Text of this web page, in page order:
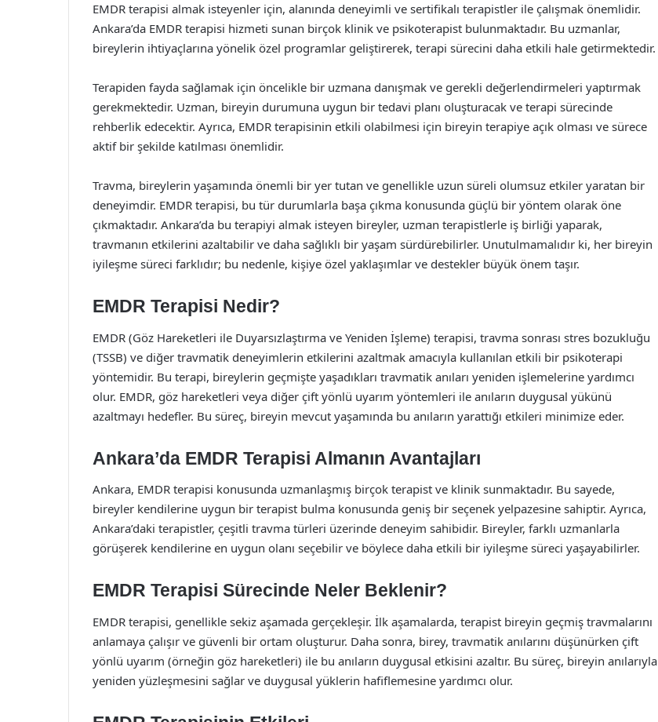
EMDR terapisi almak isteyenler için, alanında deneyimli ve sertifikalı terapistler ile çalışmak önemlidir.
Ankara’da EMDR terapisi hizmeti sunan birçok klinik ve psikoterapist bulunmaktadır. Bu uzmanlar,
bireylerin ihtiyaçlarına yönelik özel programlar geliştirerek, terapi sürecini daha etkili hale getirmektedir.
Terapiden fayda sağlamak için öncelikle bir uzmana danışmak ve gerekli değerlendirmeleri yaptırmak
gerekmektedir. Uzman, bireyin durumuna uygun bir tedavi planı oluşturacak ve terapi sürecinde
rehberlik edecektir. Ayrıca, EMDR terapisinin etkili olabilmesi için bireyin terapiye açık olması ve sürece
aktif bir şekilde katılması önemlidir.
Travma, bireylerin yaşamında önemli bir yer tutan ve genellikle uzun süreli olumsuz etkiler yaratan bir
deneyimdir. EMDR terapisi, bu tür durumlarla başa çıkma konusunda güçlü bir yöntem olarak öne
çıkmaktadır. Ankara’da bu terapiyi almak isteyen bireyler, uzman terapistlerle iş birliği yaparak,
travmanın etkilerini azaltabilir ve daha sağlıklı bir yaşam sürdürebilirler. Unutulmamalıdır ki, her bireyin
iyileşme süreci farklıdır; bu nedenle, kişiye özel yaklaşımlar ve destekler büyük önem taşır.
EMDR Terapisi Nedir?
EMDR (Göz Hareketleri ile Duyarsızlaştırma ve Yeniden İşleme) terapisi, travma sonrası stres bozukluğu
(TSSB) ve diğer travmatik deneyimlerin etkilerini azaltmak amacıyla kullanılan etkili bir psikoterapi
yöntemidir. Bu terapi, bireylerin geçmişte yaşadıkları travmatik anıları yeniden işlemelerine yardımcı
olur. EMDR, göz hareketleri veya diğer çift yönlü uyarım yöntemleri ile anıların duygusal yükünü
azaltmayı hedefler. Bu süreç, bireyin mevcut yaşamında bu anıların yarattığı etkileri minimize eder.
Ankara’da EMDR Terapisi Almanın Avantajları
Ankara, EMDR terapisi konusunda uzmanlaşmış birçok terapist ve klinik sunmaktadır. Bu sayede,
bireyler kendilerine uygun bir terapist bulma konusunda geniş bir seçenek yelpazesine sahiptir. Ayrıca,
Ankara’daki terapistler, çeşitli travma türleri üzerinde deneyim sahibidir. Bireyler, farklı uzmanlarla
görüşerek kendilerine en uygun olanı seçebilir ve böylece daha etkili bir iyileşme süreci yaşayabilirler.
EMDR Terapisi Sürecinde Neler Beklenir?
EMDR terapisi, genellikle sekiz aşamada gerçekleşir. İlk aşamalarda, terapist bireyin geçmiş travmalarını
anlamaya çalışır ve güvenli bir ortam oluşturur. Daha sonra, birey, travmatik anılarını düşünürken çift
yönlü uyarım (örneğin göz hareketleri) ile bu anıların duygusal etkisini azaltır. Bu süreç, bireyin anılarıyla
yeniden yüzleşmesini sağlar ve duygusal yüklerin hafiflemesine yardımcı olur.